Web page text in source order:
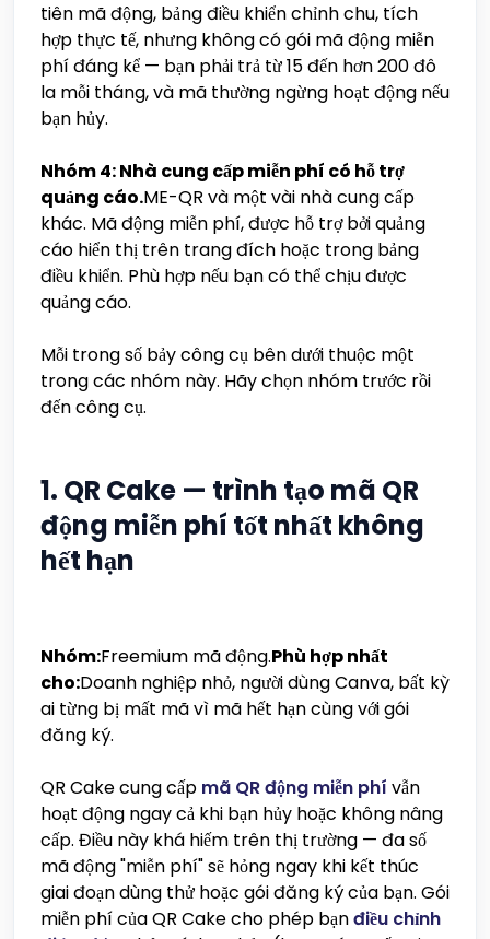
tiên mã động, bảng điều khiển chỉnh chu, tích
hợp thực tế, nhưng không có gói mã động miễn
phí đáng kể — bạn phải trả từ 15 đến hơn 200 đô
la mỗi tháng, và mã thường ngừng hoạt động nếu
bạn hủy.
Nhóm 4: Nhà cung cấp miễn phí có hỗ trợ
quảng cáo.ME-QR và một vài nhà cung cấp
khác. Mã động miễn phí, được hỗ trợ bởi quảng
cáo hiển thị trên trang đích hoặc trong bảng
điều khiển. Phù hợp nếu bạn có thể chịu được
quảng cáo.
Mỗi trong số bảy công cụ bên dưới thuộc một
trong các nhóm này. Hãy chọn nhóm trước rồi
đến công cụ.
1. QR Cake — trình tạo mã QR
động miễn phí tốt nhất không
hết hạn
Nhóm:Freemium mã động.Phù hợp nhất
cho:Doanh nghiệp nhỏ, người dùng Canva, bất kỳ
ai từng bị mất mã vì mã hết hạn cùng với gói
đăng ký.
QR Cake cung cấp mã QR động miễn phí vẫn
hoạt động ngay cả khi bạn hủy hoặc không nâng
cấp. Điều này khá hiếm trên thị trường — đa số
mã động "miễn phí" sẽ hỏng ngay khi kết thúc
giai đoạn dùng thử hoặc gói đăng ký của bạn. Gói
miễn phí của QR Cake cho phép bạnđiều chỉnh